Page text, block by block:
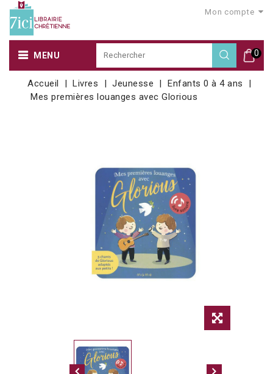
Mon compte
0
MENU
Accueil Livres Jeunesse
Enfants 0 à 4 ans
Mes premières louanges avec Glorious